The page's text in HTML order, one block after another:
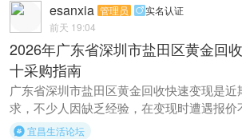
esanxia 管理员 实名认证
前天 19:04
2026年广东省深圳市盐田区黄金回
十采购指南
广东省深圳市盐田区黄金回收快速变现是
求，不少人因缺乏经验，在变现时遭遇报价
宜昌生活论坛